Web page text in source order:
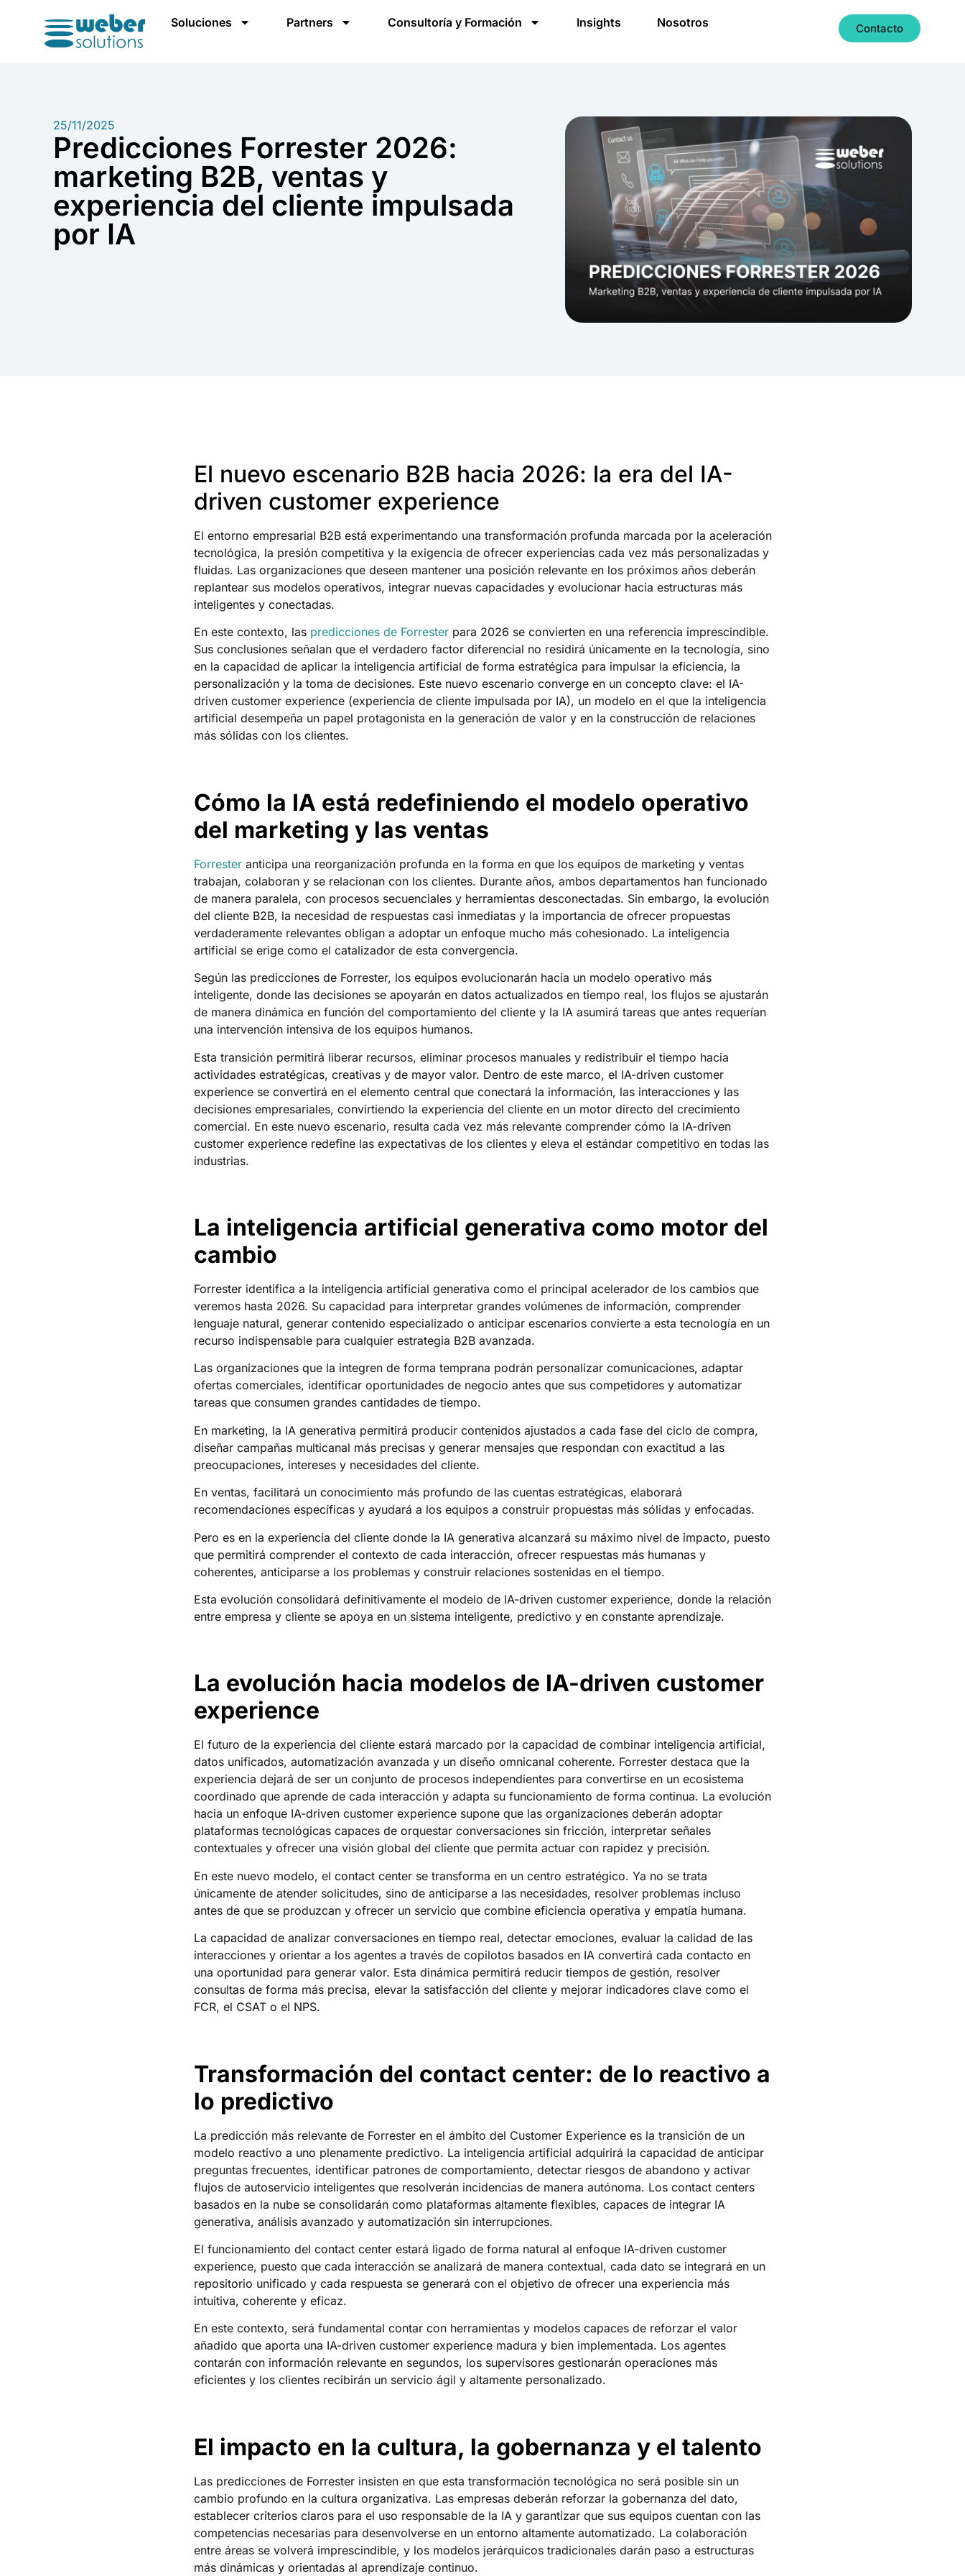
Soluciones Partners Consultoría y Formación Insights Nosotros Contacto
25/11/2025
Predicciones Forrester 2026:
marketing B2B, ventas y
experiencia del cliente impulsada
por IA
El nuevo escenario B2B hacia 2026: la era del IA-
driven customer experience
El entorno empresarial B2B está experimentando una transformación profunda marcada por la aceleración
tecnológica, la presión competitiva y la exigencia de ofrecer experiencias cada vez más personalizadas y
fluidas. Las organizaciones que deseen mantener una posición relevante en los próximos años deberán
replantear sus modelos operativos, integrar nuevas capacidades y evolucionar hacia estructuras más
inteligentes y conectadas.
En este contexto, las predicciones de Forresterpara 2026 se convierten en una referencia imprescindible.
Sus conclusiones señalan que el verdadero factor diferencial no residirá únicamente en la tecnología, sino
en la capacidad de aplicar la inteligencia artificial de forma estratégica para impulsar la eficiencia, la
personalización y la toma de decisiones. Este nuevo escenario converge en un concepto clave: el IA-
driven customer experience (experiencia de cliente impulsada por IA), un modelo en el que la inteligencia
artificial desempeña un papel protagonista en la generación de valor y en la construcción de relaciones
más sólidas con los clientes.
Cómo la IA está redefiniendo el modelo operativo
del marketing y las ventas
Forresteranticipa una reorganización profunda en la forma en que los equipos de marketing y ventas
trabajan, colaboran y se relacionan con los clientes. Durante años, ambos departamentos han funcionado
de manera paralela, con procesos secuenciales y herramientas desconectadas. Sin embargo, la evolución
del cliente B2B, la necesidad de respuestas casi inmediatas y la importancia de ofrecer propuestas
verdaderamente relevantes obligan a adoptar un enfoque mucho más cohesionado. La inteligencia
artificial se erige como el catalizador de esta convergencia.
Según las predicciones de Forrester, los equipos evolucionarán hacia un modelo operativo más
inteligente, donde las decisiones se apoyarán en datos actualizados en tiempo real, los flujos se ajustarán
de manera dinámica en función del comportamiento del cliente y la IA asumirá tareas que antes requerían
una intervención intensiva de los equipos humanos.
Esta transición permitirá liberar recursos, eliminar procesos manuales y redistribuir el tiempo hacia
actividades estratégicas, creativas y de mayor valor. Dentro de este marco, el IA-driven customer
experience se convertirá en el elemento central que conectará la información, las interacciones y las
decisiones empresariales, convirtiendo la experiencia del cliente en un motor directo del crecimiento
comercial. En este nuevo escenario, resulta cada vez más relevante comprender cómo la IA-driven
customer experience redefine las expectativas de los clientes y eleva el estándar competitivo en todas las
industrias.
La inteligencia artificial generativa como motor del
cambio
Forrester identifica a la inteligencia artificial generativa como el principal acelerador de los cambios que
veremos hasta 2026. Su capacidad para interpretar grandes volúmenes de información, comprender
lenguaje natural, generar contenido especializado o anticipar escenarios convierte a esta tecnología en un
recurso indispensable para cualquier estrategia B2B avanzada.
Las organizaciones que la integren de forma temprana podrán personalizar comunicaciones, adaptar
ofertas comerciales, identificar oportunidades de negocio antes que sus competidores y automatizar
tareas que consumen grandes cantidades de tiempo.
En marketing, la IA generativa permitirá producir contenidos ajustados a cada fase del ciclo de compra,
diseñar campañas multicanal más precisas y generar mensajes que respondan con exactitud a las
preocupaciones, intereses y necesidades del cliente.
En ventas, facilitará un conocimiento más profundo de las cuentas estratégicas, elaborará
recomendaciones específicas y ayudará a los equipos a construir propuestas más sólidas y enfocadas.
Pero es en la experiencia del cliente donde la IA generativa alcanzará su máximo nivel de impacto, puesto
que permitirá comprender el contexto de cada interacción, ofrecer respuestas más humanas y
coherentes, anticiparse a los problemas y construir relaciones sostenidas en el tiempo.
Esta evolución consolidará definitivamente el modelo de IA-driven customer experience, donde la relación
entre empresa y cliente se apoya en un sistema inteligente, predictivo y en constante aprendizaje.
La evolución hacia modelos de IA-driven customer
experience
El futuro de la experiencia del cliente estará marcado por la capacidad de combinar inteligencia artificial,
datos unificados, automatización avanzada y un diseño omnicanal coherente. Forrester destaca que la
experiencia dejará de ser un conjunto de procesos independientes para convertirse en un ecosistema
coordinado que aprende de cada interacción y adapta su funcionamiento de forma continua. La evolución
hacia un enfoque IA-driven customer experience supone que las organizaciones deberán adoptar
plataformas tecnológicas capaces de orquestar conversaciones sin fricción, interpretar señales
contextuales y ofrecer una visión global del cliente que permita actuar con rapidez y precisión.
En este nuevo modelo, el contact center se transforma en un centro estratégico. Ya no se trata
únicamente de atender solicitudes, sino de anticiparse a las necesidades, resolver problemas incluso
antes de que se produzcan y ofrecer un servicio que combine eficiencia operativa y empatía humana.
La capacidad de analizar conversaciones en tiempo real, detectar emociones, evaluar la calidad de las
interacciones y orientar a los agentes a través de copilotos basados en IA convertirá cada contacto en
una oportunidad para generar valor. Esta dinámica permitirá reducir tiempos de gestión, resolver
consultas de forma más precisa, elevar la satisfacción del cliente y mejorar indicadores clave como el
FCR, el CSAT o el NPS.
Transformación del contact center: de lo reactivo a
lo predictivo
La predicción más relevante de Forrester en el ámbito del Customer Experience es la transición de un
modelo reactivo a uno plenamente predictivo. La inteligencia artificial adquirirá la capacidad de anticipar
preguntas frecuentes, identificar patrones de comportamiento, detectar riesgos de abandono y activar
flujos de autoservicio inteligentes que resolverán incidencias de manera autónoma. Los contact centers
basados en la nube se consolidarán como plataformas altamente flexibles, capaces de integrar IA
generativa, análisis avanzado y automatización sin interrupciones.
El funcionamiento del contact center estará ligado de forma natural al enfoque IA-driven customer
experience, puesto que cada interacción se analizará de manera contextual, cada dato se integrará en un
repositorio unificado y cada respuesta se generará con el objetivo de ofrecer una experiencia más
intuitiva, coherente y eficaz.
En este contexto, será fundamental contar con herramientas y modelos capaces de reforzar el valor
añadido que aporta una IA-driven customer experience madura y bien implementada. Los agentes
contarán con información relevante en segundos, los supervisores gestionarán operaciones más
eficientes y los clientes recibirán un servicio ágil y altamente personalizado.
El impacto en la cultura, la gobernanza y el talento
Las predicciones de Forrester insisten en que esta transformación tecnológica no será posible sin un
cambio profundo en la cultura organizativa. Las empresas deberán reforzar la gobernanza del dato,
establecer criterios claros para el uso responsable de la IA y garantizar que sus equipos cuentan con las
competencias necesarias para desenvolverse en un entorno altamente automatizado. La colaboración
entre áreas se volverá imprescindible, y los modelos jerárquicos tradicionales darán paso a estructuras
más dinámicas y orientadas al aprendizaje continuo.